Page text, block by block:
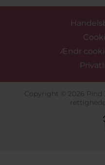
Ændr
Copyright © 2026 Pind